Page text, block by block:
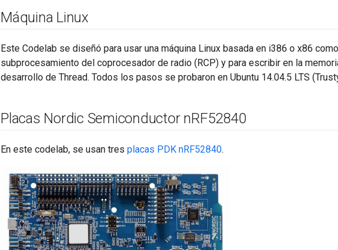
Máquina Linux
Este Codelab se diseñó para usar una máquina Linux basada en i386 o x86
subprocesamiento del coprocesador de radio (RCP) y para escribir en la
desarrollo de Thread. Todos los pasos se probaron en Ubuntu 14.04.5 LTS
Placas Nordic Semiconductor nRF52840
En este codelab, se usan tres placas PDK nRF52840.